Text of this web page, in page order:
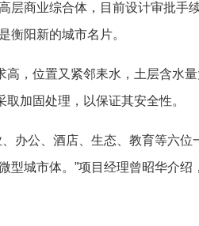
商业综合体，目前设计审批手
衡阳新的城市名片。
位置又紧邻耒水，土层含水
加固处理，以保证其安全性。
公、酒店、生态、教育等六位
型城市体。”项目经理曾昭华介